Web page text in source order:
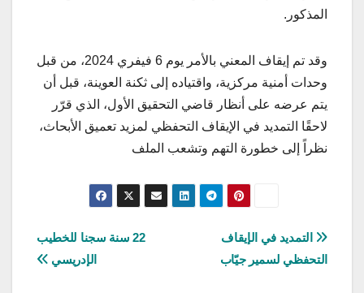
المذكور.
وقد تم إيقاف المعني بالأمر يوم 6 فيفري 2024، من قبل
وحدات أمنية مركزية، واقتياده إلى ثكنة العوينة، قبل أن
يتم عرضه على أنظار قاضي التحقيق الأول، الذي قرّر
لاحقًا التمديد في الإيقاف التحفظي لمزيد تعميق الأبحاث،
نظراً إلى خطورة التهم وتشعب الملف
تصفّح
المقالات
22 سنة سجنا للخطيب
الإدريسي
التمديد في الإيقاف
التحفظي لسمير جيّاب